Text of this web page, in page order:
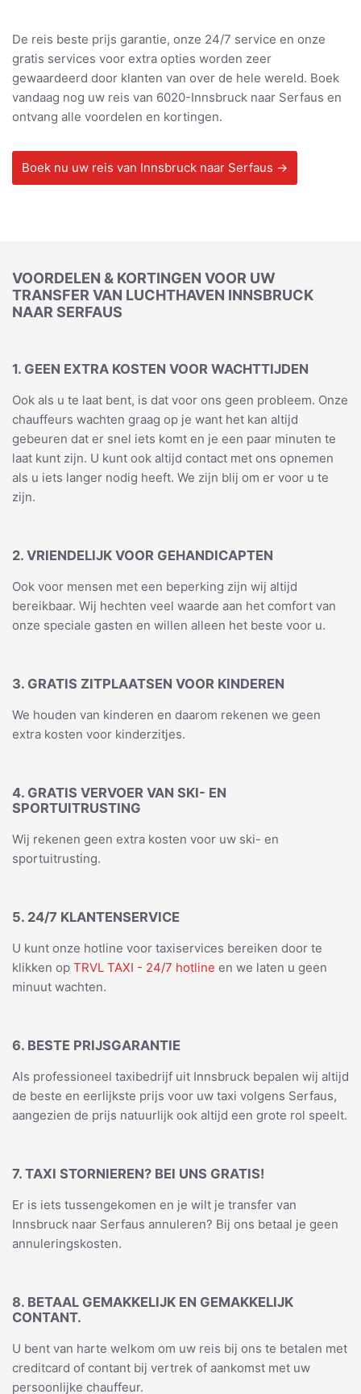
De reis beste prijs garantie, onze 24/7 service en onze
gratis services voor extra opties worden zeer
gewaardeerd door klanten van over de hele wereld. Boek
vandaag nog uw reis van 6020-Innsbruck naar Serfaus en
ontvang alle voordelen en kortingen.
Boek nu uw reis van Innsbruck naar Serfaus →
VOORDELEN & KORTINGEN VOOR UW
TRANSFER VAN LUCHTHAVEN INNSBRUCK
NAAR SERFAUS
1. GEEN EXTRA KOSTEN VOOR WACHTTIJDEN
Ook als u te laat bent, is dat voor ons geen probleem. Onze
chauffeurs wachten graag op je want het kan altijd
gebeuren dat er snel iets komt en je een paar minuten te
laat kunt zijn. U kunt ook altijd contact met ons opnemen
als u iets langer nodig heeft. We zijn blij om er voor u te
zijn.
2. VRIENDELIJK VOOR GEHANDICAPTEN
Ook voor mensen met een beperking zijn wij altijd
bereikbaar. Wij hechten veel waarde aan het comfort van
onze speciale gasten en willen alleen het beste voor u.
3. GRATIS ZITPLAATSEN VOOR KINDEREN
We houden van kinderen en daarom rekenen we geen
extra kosten voor kinderzitjes.
4. GRATIS VERVOER VAN SKI- EN
SPORTUITRUSTING
Wij rekenen geen extra kosten voor uw ski- en
sportuitrusting.
5. 24/7 KLANTENSERVICE
U kunt onze hotline voor taxiservices bereiken door te
klikken op TRVL TAXI - 24/7 hotline en we laten u geen
minuut wachten.
6. BESTE PRIJSGARANTIE
Als professioneel taxibedrijf uit Innsbruck bepalen wij altijd
de beste en eerlijkste prijs voor uw taxi volgens Serfaus,
aangezien de prijs natuurlijk ook altijd een grote rol speelt.
7. TAXI STORNIEREN? BEI UNS GRATIS!
Er is iets tussengekomen en je wilt je transfer van
Innsbruck naar Serfaus annuleren? Bij ons betaal je geen
annuleringskosten.
8. BETAAL GEMAKKELIJK EN GEMAKKELIJK
CONTANT.
U bent van harte welkom om uw reis bij ons te betalen met
creditcard of contant bij vertrek of aankomst met uw
persoonlijke chauffeur.